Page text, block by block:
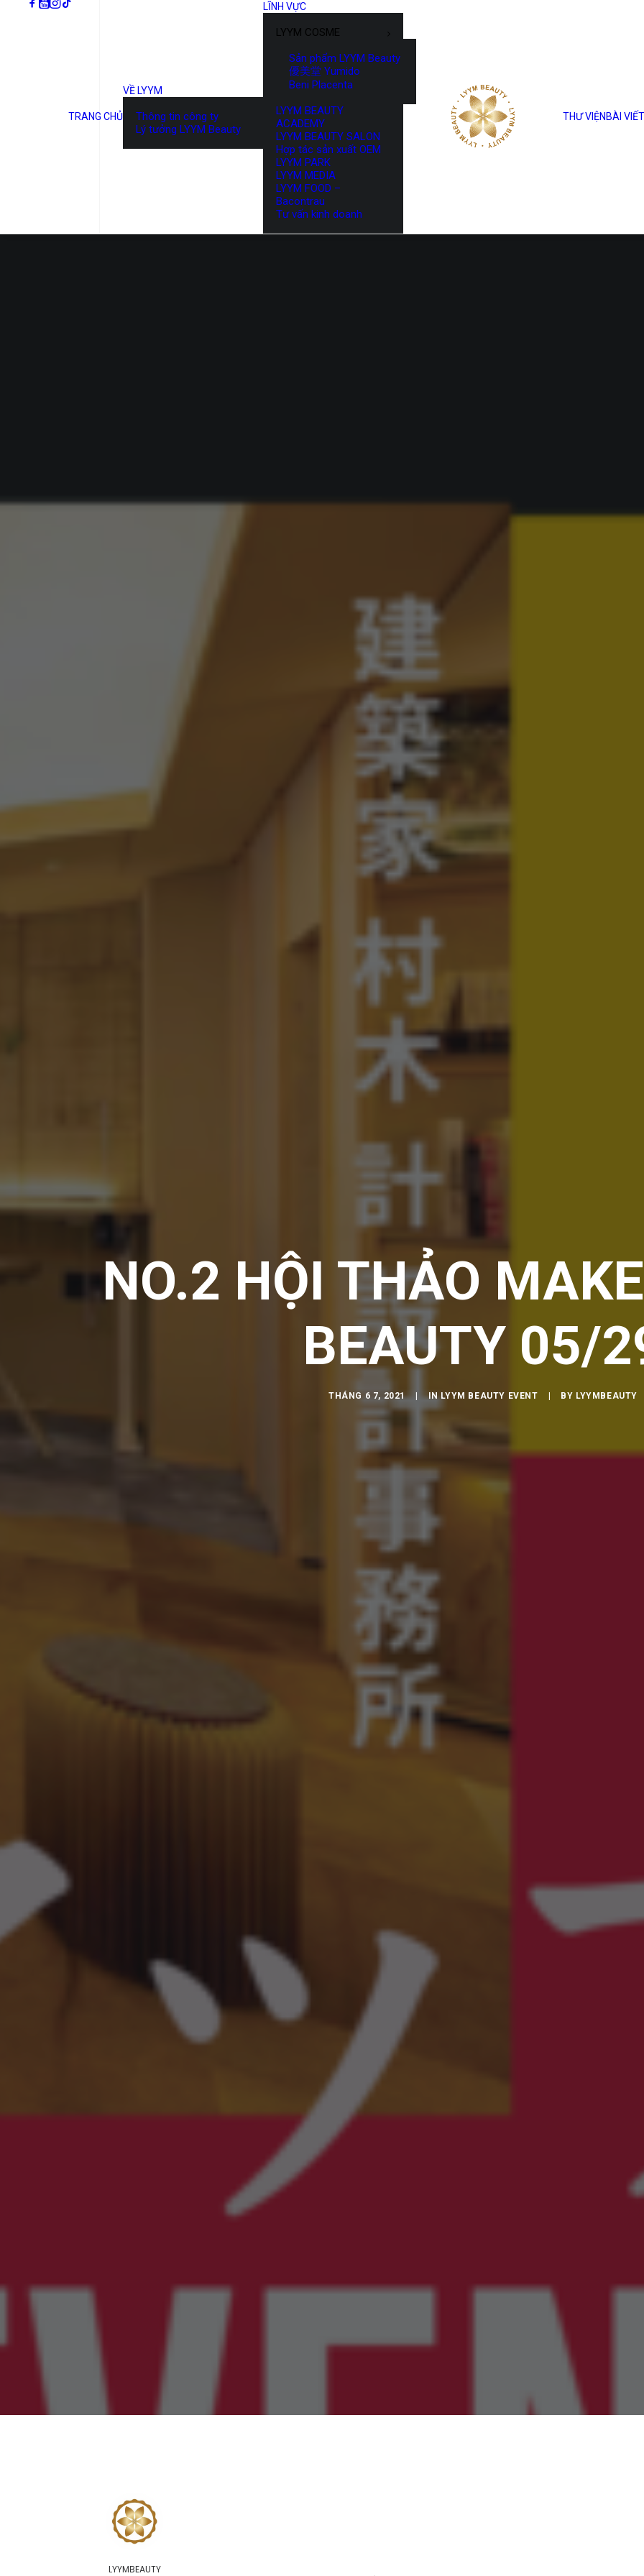
TRANG CHỦ
VỀ LYYM
Thông tin công ty
Lý tưởng LYYM Beauty
LĨNH VỰC
LYYM COSME
Sản phẩm LYYM Beauty
優美堂 Yumido
Beni Placenta
LYYM BEAUTY
ACADEMY
LYYM BEAUTY SALON
Hợp tác sản xuất OEM
LYYM PARK
LYYM MEDIA
LYYM FOOD –
Bacontrau
Tư vấn kinh doanh
THƯ VIỆN BÀI VIẾT
NO.2 HỘI THẢO
BEAUTY 05/
THÁNG 6 7, 2021 INLYYM BEAUTY EVENT BY LYYMBEAUTY
LYYMBEAUTY